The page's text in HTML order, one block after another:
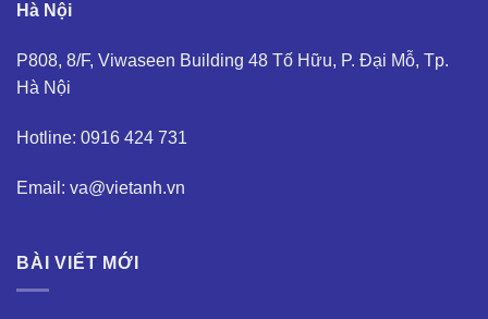
Hà Nội
P808, 8/F, Viwaseen Building 48 Tố Hữu, P. Đại Mỗ, Tp.
Hà Nội
Hotline: 0916 424 731
Email: va@vietanh.vn
BÀI VIẾT MỚI